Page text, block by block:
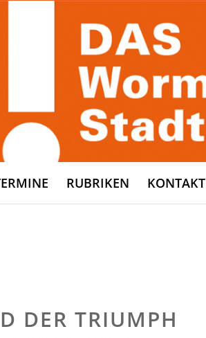
RUBRIKEN KONTAKT
DER TRIUMPH